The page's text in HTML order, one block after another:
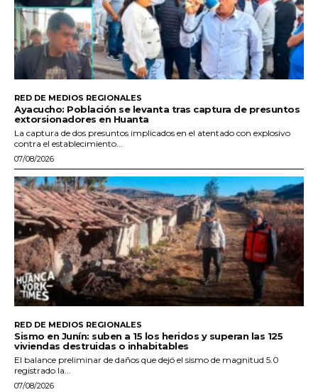
RED DE MEDIOS REGIONALES
Ayacucho: Población se levanta tras captura de presuntos
extorsionadores en Huanta
La captura de dos presuntos implicados en el atentado con explosivo
contra el establecimiento...
07/08/2026
RED DE MEDIOS REGIONALES
Sismo en Junín: suben a 15 los heridos y superan las 125
viviendas destruidas o inhabitables
El balance preliminar de daños que dejó el sismo de magnitud 5.0
registrado la...
07/08/2026